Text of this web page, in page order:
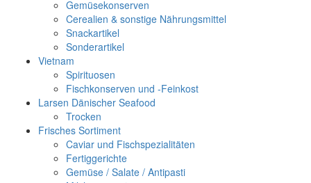
Gemüsekonserven
Cerealien & sonstige Nährungsmittel
Snackartikel
Sonderartikel
Vietnam
Spirituosen
Fischkonserven und -Feinkost
Larsen Dänischer Seafood
Trocken
Frisches Sortiment
Caviar und Fischspezialitäten
Fertiggerichte
Gemüse / Salate / Antipasti